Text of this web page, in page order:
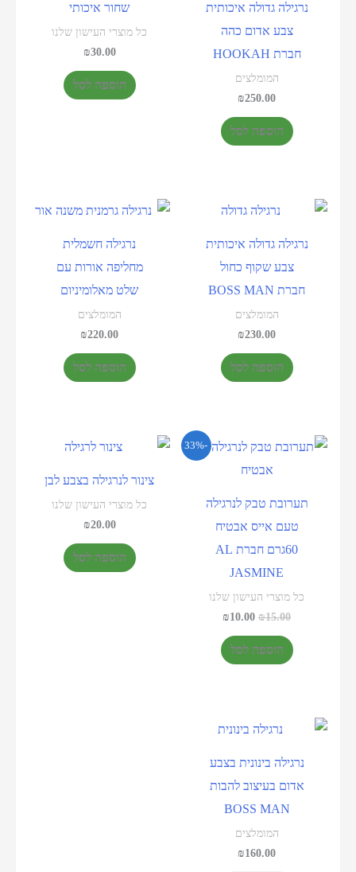
נרגילה גדולה איכותית
צבע אדום כהה
חברת HOOKAH
המומלצים
₪250.00
הוספה לסל
שחור איכותי
כל מוצרי העישון שלנו
₪30.00
הוספה לסל
נרגילה גדולה איכותית
צבע שקוף כחול
חברת BOSS MAN
המומלצים
₪230.00
הוספה לסל
נרגילה חשמלית
מחליפה אורות עם
שלט מאלומיניום
המומלצים
₪220.00
הוספה לסל
-33%
תערובת טבק לנרגילה
טעם אייס אבטיח
60גרם חברת AL
JASMINE
כל מוצרי העישון שלנו
₪15.00
₪10.00
הוספה לסל
צינור לנרגילה בצבע לבן
כל מוצרי העישון שלנו
₪20.00
הוספה לסל
נרגילה בינונית בצבע
אדום בעיצוב להבות
BOSS MAN
המומלצים
₪160.00